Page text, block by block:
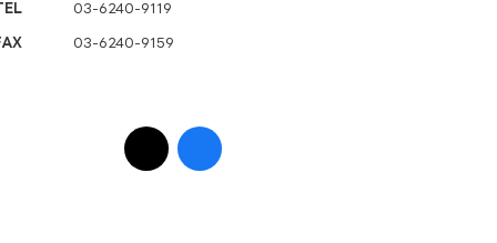
03-6240-9119
03-6240-9159
ア
イ
コ
ン
ア
イ
コ
ン